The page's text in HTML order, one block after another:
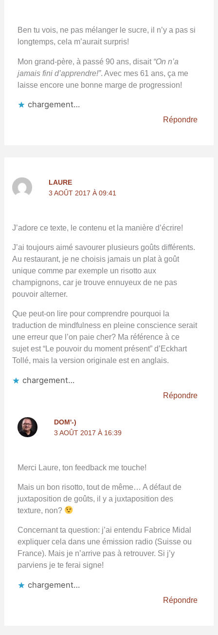
Ben tu vois, ne pas mélanger le sucre, il n’y a pas si
longtemps, cela m’aurait surpris!
Mon grand-père, à passé 90 ans, disait “On n’a
jamais fini d’apprendre!”. Avec mes 61 ans, ça me
laisse encore une bonne marge de progression!
chargement…
Répondre
LAURE
3 AOÛT 2017 À 09:41
J’adore ce texte, le contenu et la manière d’écrire!
J’ai toujours aimé savourer plusieurs goûts différents.
Au restaurant, je ne choisis jamais un plat à goût
unique comme par exemple un risotto aux
champignons, car je trouve ennuyeux de ne pas
pouvoir alterner.
Que peut-on lire pour comprendre pourquoi la
traduction de mindfulness en pleine conscience serait
une erreur que l’on paie cher? Ma référence à ce
sujet est “Le pouvoir du moment présent” d’Eckhart
Tollé, mais la version originale est en anglais.
chargement…
Répondre
DOM'-)
3 AOÛT 2017 À 16:39
Merci Laure, ton feedback me touche!
Mais un bon risotto, tout de même… A défaut de
juxtaposition de goûts, il y a juxtaposition des
texture, non?
Concernant ta question: j’ai entendu Fabrice Midal
expliquer cela dans une émission radio (Suisse ou
France). Mais je n’arrive pas à retrouver. Si j’y
parviens je te ferai signe!
chargement…
Répondre